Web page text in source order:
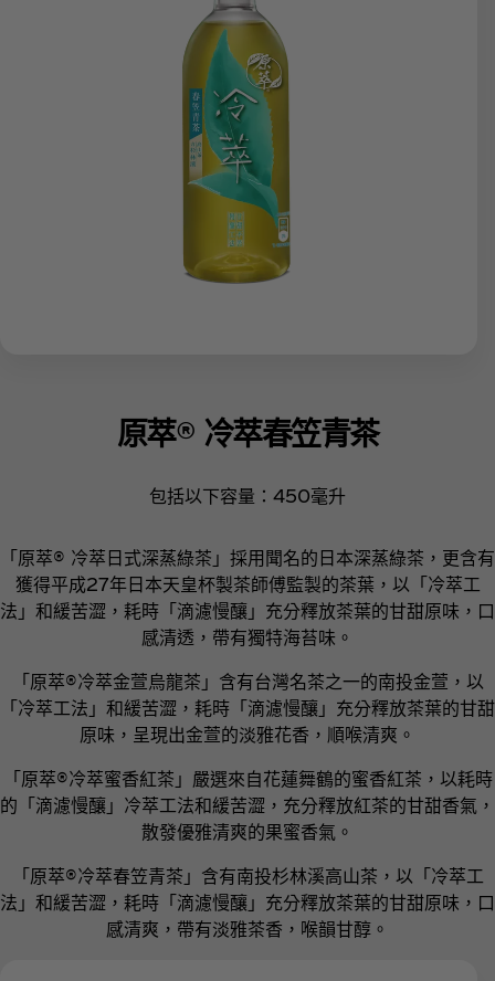
原萃® 冷萃春笠青茶
包括以下容量：450毫升
「原萃® 冷萃日式深蒸綠茶」採用聞名的日本深蒸綠茶，更含有
獲得平成27年日本天皇杯製茶師傅監製的茶葉，以「冷萃工
法」和緩苦澀，耗時「滴濾慢釀」充分釋放茶葉的甘甜原味，口
感清透，帶有獨特海苔味。
「原萃®冷萃金萱烏龍茶」含有台灣名茶之一的南投金萱，以
「冷萃工法」和緩苦澀，耗時「滴濾慢釀」充分釋放茶葉的甘甜
原味，呈現出金萱的淡雅花香，順喉清爽。
「原萃®冷萃蜜香紅茶」嚴選來自花蓮舞鶴的蜜香紅茶，以耗時
的「滴濾慢釀」冷萃工法和緩苦澀，充分釋放紅茶的甘甜香氣，
散發優雅清爽的果蜜香氣。
「原萃®冷萃春笠青茶」含有南投杉林溪高山茶，以「冷萃工
法」和緩苦澀，耗時「滴濾慢釀」充分釋放茶葉的甘甜原味，口
感清爽，帶有淡雅茶香，喉韻甘醇。